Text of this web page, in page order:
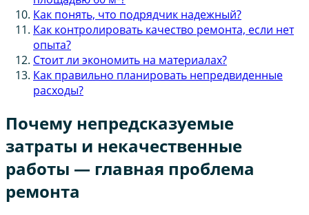
Как понять, что подрядчик надежный?
Как контролировать качество ремонта, если нет
опыта?
Стоит ли экономить на материалах?
Как правильно планировать непредвиденные
расходы?
Почему непредсказуемые
затраты и некачественные
работы — главная проблема
ремонта